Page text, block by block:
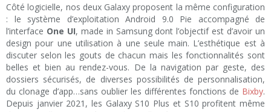
Côté logicielle, nos deux Galaxy proposent la même configuration
: le système d’exploitation Android 9.0 Pie accompagné de
l’interface One UI, made in Samsung dont l’objectif est d’avoir un
design pour une utilisation à une seule main. L’esthétique est à
discuter selon les gouts de chacun mais les fonctionnalités sont
belles et bien au rendez-vous. De la navigation par geste, des
dossiers sécurisés, de diverses possibilités de personnalisation,
du clonage d’app…sans oublier les différentes fonctions de Bixby.
Depuis janvier 2021, les Galaxy S10 Plus et S10 profitent même